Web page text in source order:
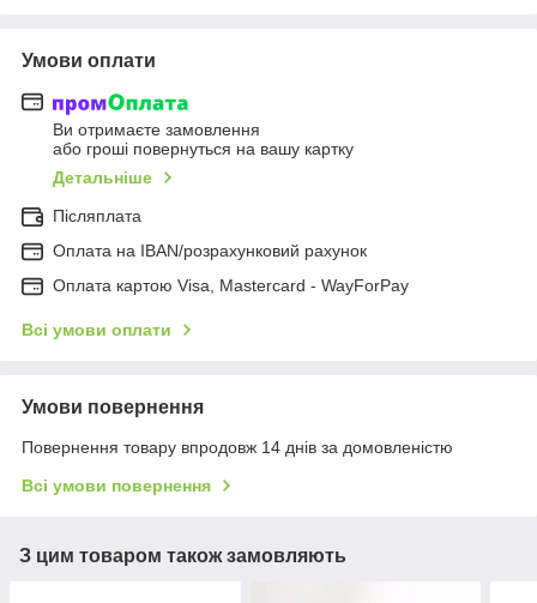
Умови оплати
Ви отримаєте замовлення
або гроші повернуться на вашу картку
Детальніше
Післяплата
Оплата на IBAN/розрахунковий рахунок
Оплата картою Visa, Mastercard - WayForPay
Всі умови оплати
Умови повернення
Повернення товару впродовж 14 днів за домовленістю
Всі умови повернення
З цим товаром також замовляють